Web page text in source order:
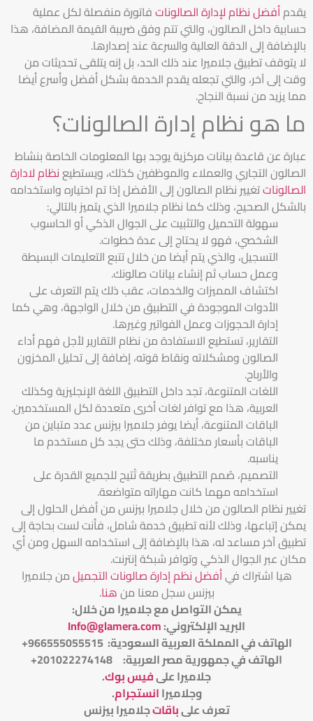
يقدمأفضل نظام لإدارة الصالوناتفاتورة منفصلة لكل عملية
حسابية داخل الصالون، والتي تتم وفق ضريبة القيمة المضافة، هذا
بالإضافة إلى الدقة العالية والسرعة عند إصدارها.
لا يتوقف تطبيق جلاميرا عند ذلك الحد، بل إنه يتلقى تحديثات من
وقت إلى آخر، والتي تجعله يقدم الخدمة بشكل أفضل وأسرع أيضا
مما يزيد من نسبة النجاح.
ما هو نظام إدارة الصالونات؟
عبارة عن قاعدة بيانات مركزية يوجد بها المعلومات الخاصة بنشاط
الصالون التجاري والعملاء والموظفين كذلك، ويستطيعنظام لادارة
الصالوناتتغيير نظام الصالون إلى الأفضل إذا تم اختياره واستخدامه
بالشكل الصحيح، وذلك كما نظام جلاميرا الذي يتميز بالتالي:
سهولة التحميل والتثبيت على الجوال الذكي أو الحاسوب
الشخصي، فهو لا يحتاج إلى عدة خطوات.
التسجيل، والذي يتم أيضا من خلال تتبع التعليمات البسيطة
وعمل حساب ثم إنشاء بيانات صالونك.
اكتشاف المميزات والخدمات، عقب ذلك يتم التعرف على
الأدوات الموجودة في التطبيق من خلال الواجهة، وهي كما
إدارة الحجوزات وعمل الفواتير وغيرها.
التقارير، تستطيع الاستفادة من نظام التقارير لأجل فهم أداء
الصالون ومشكلاته ونقاط قوته، إضافة إلى تحليل المخزون
والأرباح.
اللغات المتنوعة، تجد داخل التطبيق اللغة الإنجليزية وكذلك
العربية، هذا مع توافر لغات أخرى متعددة لكل المستخدمين.
الباقات المتنوعة، أيضا يوفر جلاميرا بيزنس عدد متباين من
الباقات بأسعار مختلفة، وذلك حتى يجد كل مستخدم ما
يناسبه.
التصميم، صُمم التطبيق بطريقة تُتيح للجميع القدرة على
استخدامه مهما كانت مهاراته متواضعة.
تغيير نظام الصالون من خلال جلاميرا بيزنس من أفضل الحلول إلى
يمكن إتباعها، وذلك لأنه تطبيق خدمة شامل، فأنت لست بحاجة إلى
تطبيق آخر مساعد له، هذا بالإضافة إلى استخدامه السهل ومن أي
مكان عبر الجوال الذكي وتوافر شبكة إنترنت.
هيا اشتراك فيأفضل نظم إدارة صالونات التجميلمن جلاميرا
بيزنس سجل معنا منهنا.
يمكن التواصل مع جلاميرا من خلال:
البريد الإلكتروني:
Info@glamera.com
الهاتف في المملكة العربية السعودية: 966555055515+
الهاتف في جمهورية مصر العربية: 201022274148+
جلاميرا علىفيس بوك.
وجلاميراانستجرام.
تعرف علىباقاتجلاميرا بيزنس